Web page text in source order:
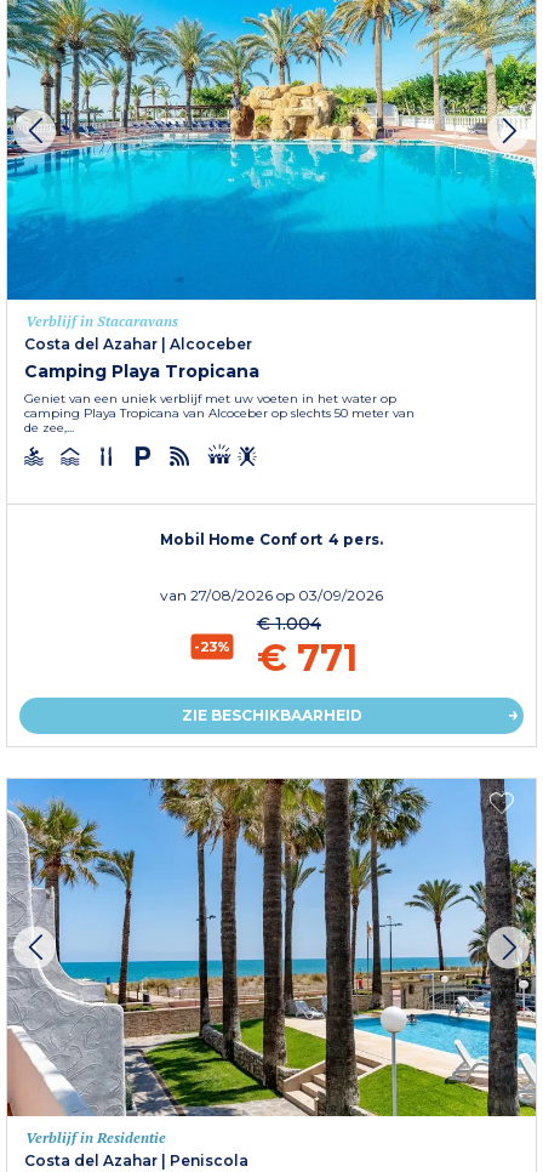
Verblijf in Stacaravans
Costa del Azahar
Alcoceber
Camping Playa Tropicana
Geniet van een uniek verblijf met uw voeten in het water op
camping Playa Tropicana van Alcoceber op slechts 50 meter van
de zee,...
Mobil Home Confort 4 pers.
van 27/08/2026 op 03/09/2026
-23%
€ 1.004
€ 771
ZIE BESCHIKBAARHEID
Verblijf in Residentie
Costa del Azahar
Peniscola